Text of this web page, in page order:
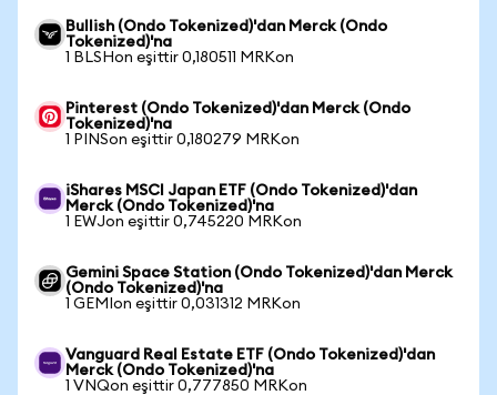
Bullish (Ondo Tokenized)'dan Merck (Ondo
Tokenized)'na
1 BLSHon eşittir 0,180511 MRKon
Pinterest (Ondo Tokenized)'dan Merck (Ondo
Tokenized)'na
1 PINSon eşittir 0,180279 MRKon
iShares MSCI Japan ETF (Ondo Tokenized)'dan
Merck (Ondo Tokenized)'na
1 EWJon eşittir 0,745220 MRKon
Gemini Space Station (Ondo Tokenized)'dan Merck
(Ondo Tokenized)'na
1 GEMIon eşittir 0,031312 MRKon
Vanguard Real Estate ETF (Ondo Tokenized)'dan
Merck (Ondo Tokenized)'na
1 VNQon eşittir 0,777850 MRKon